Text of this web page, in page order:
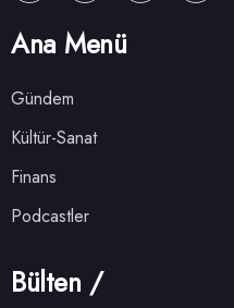
Ana Menü
Gündem
Kültür-Sanat
Finans
Podcastler
Bülten /